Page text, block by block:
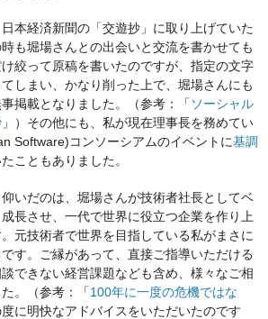
本経済新聞の「交遊抄」に取り上げていた
も堀場さんとの出会いと交流を書かせても
絞って原稿を書いたのですが、指定の文字
しまい、かなり削った上で、堀場さんにも
掲載となりました。（参考：「 ソーシャル
」）その他にも、私が現在理事長を務めてい
Software)コンソーシアムのイベントに基調
こともありました。
いだのは、堀場さんが技術者社長としてベ
長させ、一代で世界に役立つ企業を作り上
元技術者で世界を目指している私がまさに
す。ご縁があって、直接ご指導いただける
できない経営課題なども含め、様々なご相
。（参考：「100年に一度の危機ではな
度に明快なアドバイスをいただいたのです